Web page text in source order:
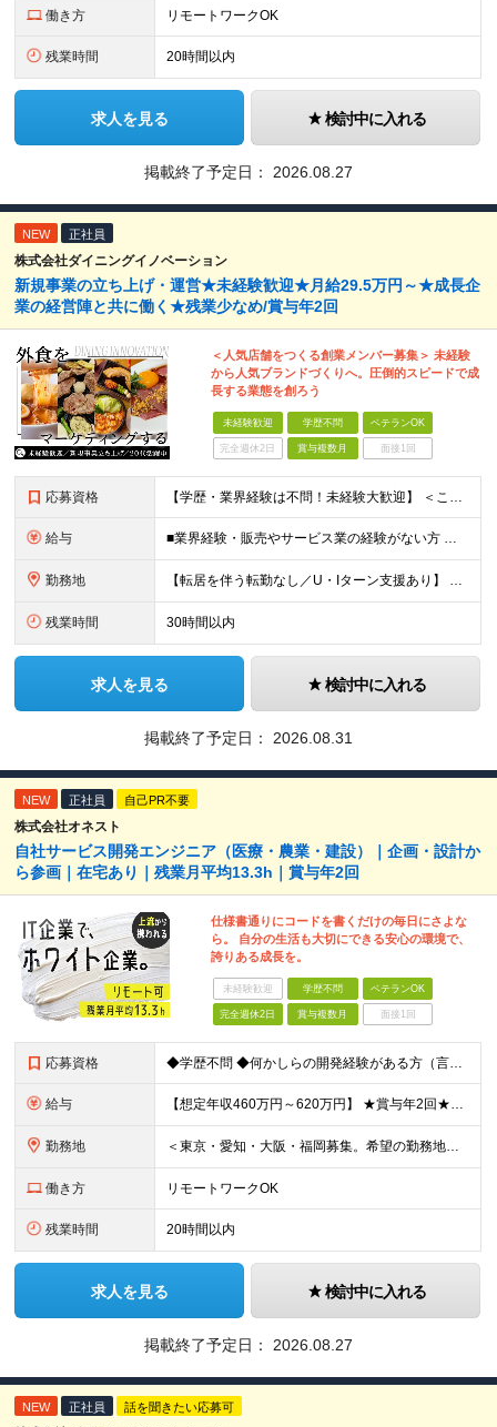
働き方 リモートワークOK
残業時間 20時間以内
求人を見る 検討中に入れる
掲載終了予定日： 2026.08.27
NEW 正社員
株式会社ダイニングイノベーション
新規事業の立ち上げ・運営★未経験歓迎★月給29.5万円～★成長企
業の経営陣と共に働く★残業少なめ/賞与年2回
＜人気店舗をつくる創業メンバー募集＞ 未経験
から人気ブランドづくりへ。圧倒的スピードで成
長する業態を創ろう
未経験歓迎 学歴不問 ベテランOK
完全週休2日 賞与複数月 面接1回
応募資格 【学歴・業界経験は不問！未経験大歓迎】 ＜こんな方、大歓迎！＞ ・新しいことにイチから挑戦し、ワクワクする熱量を味わいたい方 ・毎日同じことの繰り返しから抜け出したい方 ・新しいブランドづくりに興味
給与 ■業界経験・販売やサービス業の経験がない方 月給29.5万円～ ※固定残業手当（51,937円～/月30時間分）、固定深夜割増手当（3,463円～月10時間分） ■外食業界で店長・副店長等の経験をお
勤務地 【転居を伴う転勤なし／U・Iターン支援あり】 本社（恵比寿）または当社が運営する東京都内の直営店舗での勤務 ※配属先は経験・希望・プロジェクト内容を踏まえて決定します。 ★社宅・引越支援制度あり（
残業時間 30時間以内
求人を見る 検討中に入れる
掲載終了予定日： 2026.08.31
NEW 正社員 自己PR不要
株式会社オネスト
自社サービス開発エンジニア（医療・農業・建設）｜企画・設計か
ら参画｜在宅あり｜残業月平均13.3h｜賞与年2回
仕様書通りにコードを書くだけの毎日にさよな
ら。 自分の生活も大切にできる安心の環境で、
誇りある成長を。
未経験歓迎 学歴不問 ベテランOK
完全週休2日 賞与複数月 面接1回
応募資格 ◆学歴不問 ◆何かしらの開発経験がある方（言語不問） ＜以下のような方を歓迎します＞ ◎自社プロダクト開発に携わりたい方 ◎新しいサービスの企画から挑戦してみたい方 ◎これまでの経験を活かし管理職を
給与 【想定年収460万円～620万円】 ★賞与年2回★勤務地手当あり 月給30万円～41万円 ＜各種手当＞ ■勤務地手当（東京2万円／月、大阪1万円／月、名古屋5000円／月） ■通勤手当（月額5万円ま
勤務地 ＜東京・愛知・大阪・福岡募集。希望の勤務地で働けます＞ 希望通りの配属＆転勤も基本なし！ 「プロジェクト人員の枠を広げたい」などといった、 会社からの強制的な異動・出向依頼はありません。 ■東京オフ
働き方 リモートワークOK
残業時間 20時間以内
求人を見る 検討中に入れる
掲載終了予定日： 2026.08.27
NEW 正社員 話を聞きたい応募可